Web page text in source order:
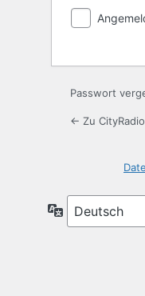
Passwort
← Zu
Sprache